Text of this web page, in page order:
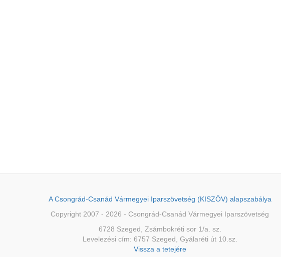
A Csongrád-Csanád Vármegyei Iparszövetség (KISZÖV) alapszabálya
Copyright 2007 - 2026 - Csongrád-Csanád Vármegyei Iparszövetség
6728 Szeged, Zsámbokréti sor 1/a. sz.
Levelezési cím: 6757 Szeged, Gyálaréti út 10.sz.
Vissza a tetejére